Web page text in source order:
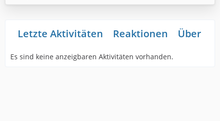
Letzte Aktivitäten Reaktionen Über
Es sind keine anzeigbaren Aktivitäten vorhanden.